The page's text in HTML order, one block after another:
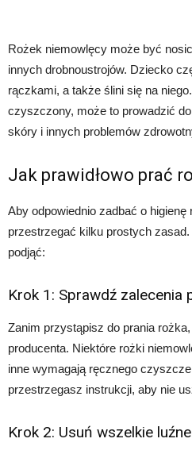
Rożek niemowlęcy może być
innych drobnoustrojów. Dziecko
rączkami, a także ślini się na
czyszczony, może to prowadzić
skóry i innych problemów
Jak prawidłowo prać
Aby odpowiednio zadbać o
przestrzegać kilku prostych
podjąć:
Krok 1: Sprawdź zalecenia
Zanim przystąpisz do prania
producenta. Niektóre rożki
inne wymagają ręcznego
przestrzegasz instrukcji, aby nie
Krok 2: Usuń wszelkie